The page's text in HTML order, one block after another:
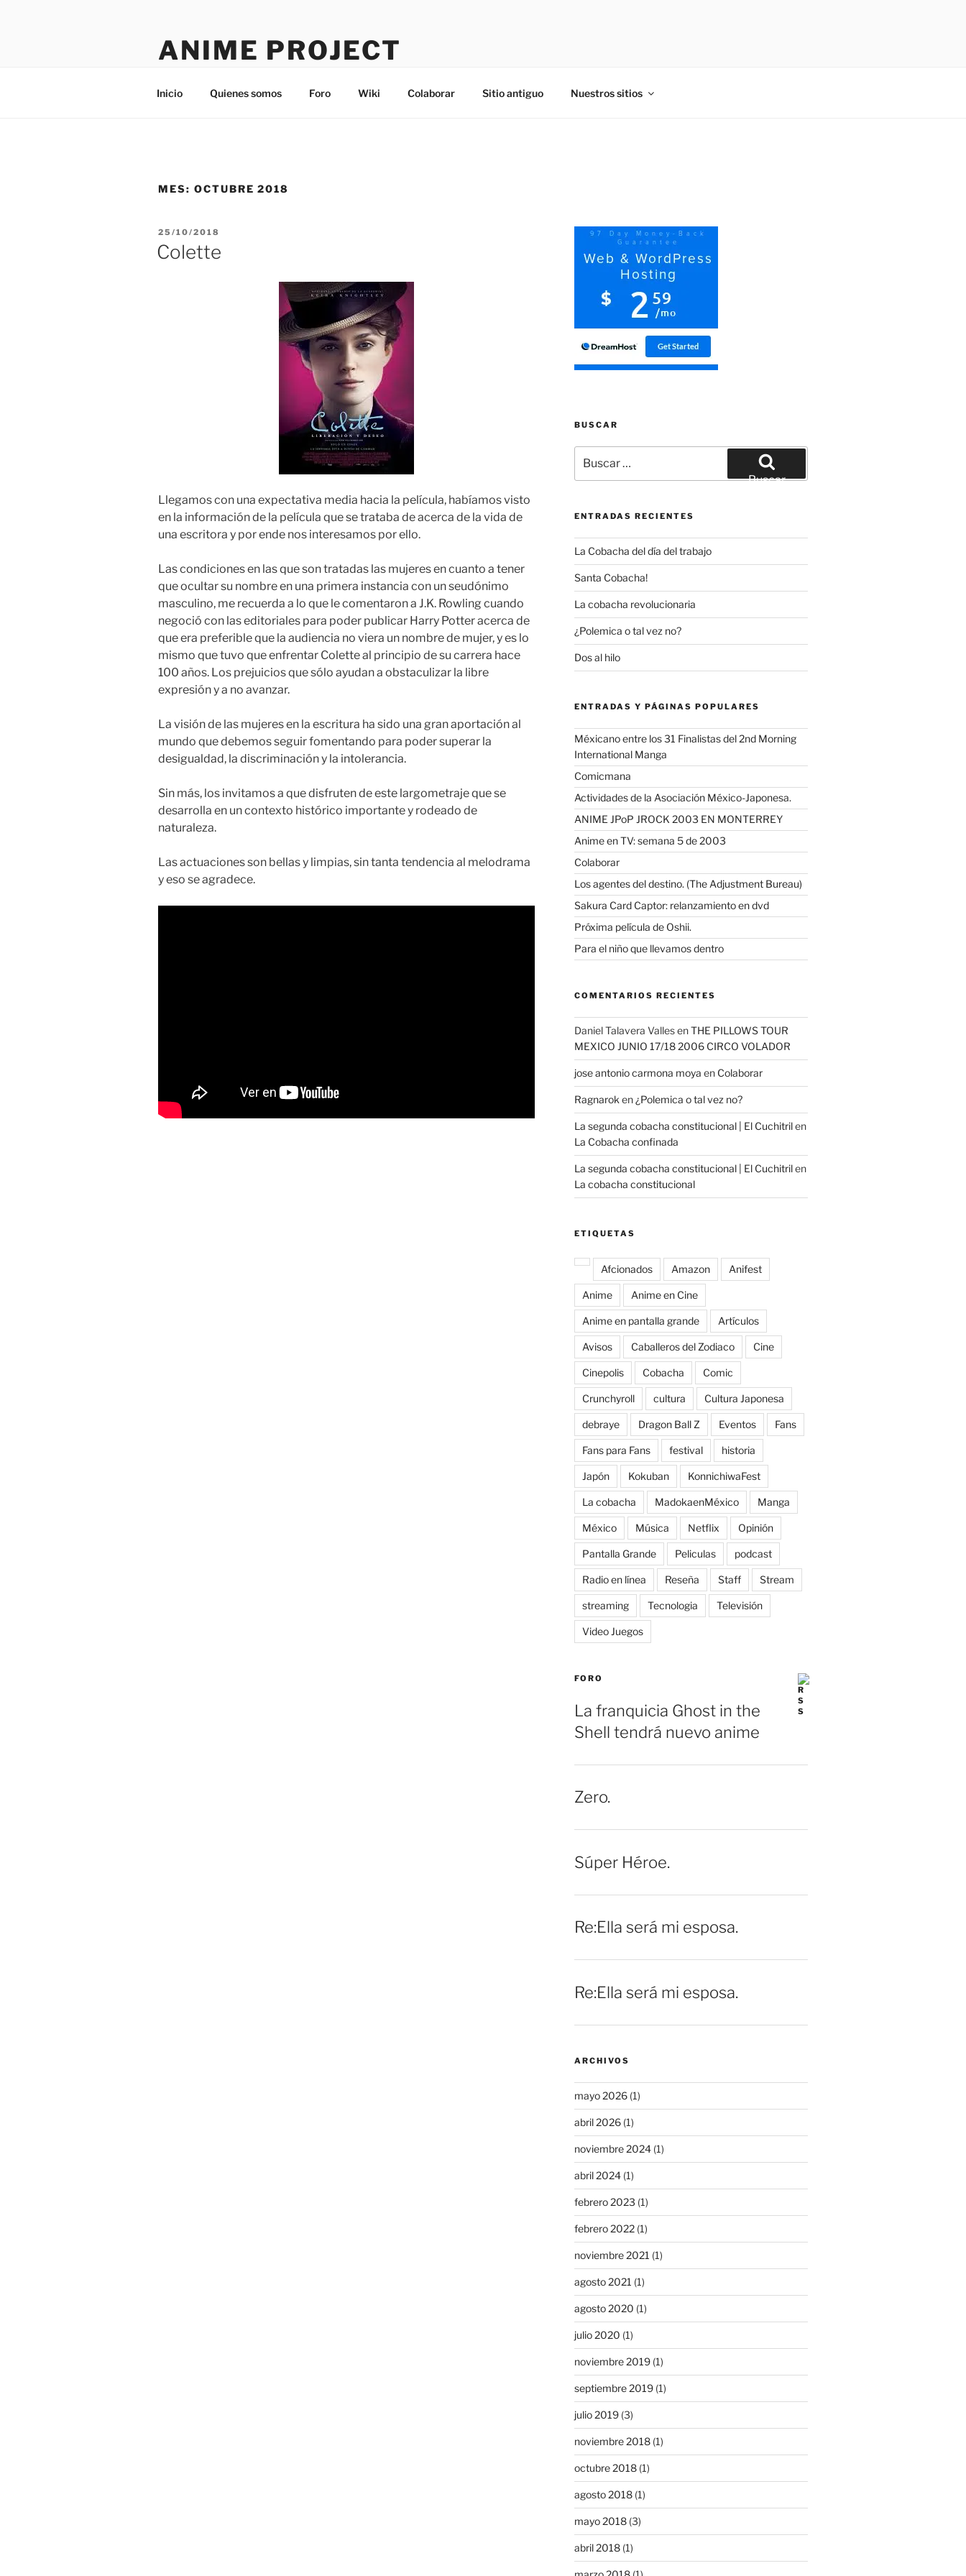
ANIME PROJECT
Inicio Quienes somos Foro Wiki Colaborar Sitio antiguo Nuestros sitios
MES: OCTUBRE 2018
PUBLICADO
EL
25/10/2018
Colette
Llegamos con una expectativa media hacia la película, habíamos visto
en la información de la película que se trataba de acerca de la vida de
una escritora y por ende nos interesamos por ello.
Las condiciones en las que son tratadas las mujeres en cuanto a tener
que ocultar su nombre en una primera instancia con un seudónimo
masculino, me recuerda a lo que le comentaron a J.K. Rowling cuando
negoció con las editoriales para poder publicar Harry Potter acerca de
que era preferible que la audiencia no viera un nombre de mujer, y es lo
mismo que tuvo que enfrentar Colette al principio de su carrera hace
100 años. Los prejuicios que sólo ayudan a obstaculizar la libre
expresión y a no avanzar.
La visión de las mujeres en la escritura ha sido una gran aportación al
mundo que debemos seguir fomentando para poder superar la
desigualdad, la discriminación y la intolerancia.
Sin más, los invitamos a que disfruten de este largometraje que se
desarrolla en un contexto histórico importante y rodeado de
naturaleza.
Las actuaciones son bellas y limpias, sin tanta tendencia al melodrama
y eso se agradece.
BUSCAR
por:
Buscar
ENTRADAS RECIENTES
La Cobacha del día del trabajo
Santa Cobacha!
La cobacha revolucionaria
¿Polemica o tal vez no?
Dos al hilo
ENTRADAS Y PÁGINAS POPULARES
Méxicano entre los 31 Finalistas del 2nd Morning
International Manga
Comicmana
Actividades de la Asociación México-Japonesa.
ANIME JPoP JROCK 2003 EN MONTERREY
Anime en TV: semana 5 de 2003
Colaborar
Los agentes del destino. (The Adjustment Bureau)
Sakura Card Captor: relanzamiento en dvd
Próxima película de Oshii.
Para el niño que llevamos dentro
COMENTARIOS RECIENTES
Daniel Talavera VallesenTHE PILLOWS TOUR
MEXICO JUNIO 17/18 2006 CIRCO VOLADOR
jose antonio carmona moya en Colaborar
Ragnarok en¿Polemica o tal vez no?
La segunda cobacha constitucional | El Cuchitrilen
La Cobacha confinada
La segunda cobacha constitucional | El Cuchitrilen
La cobacha constitucional
ETIQUETAS
Afcionados Amazon Anifest
Anime Anime en Cine
Anime en pantalla grande Artículos
Avisos Caballeros del Zodiaco Cine
Cinepolis Cobacha Comic
Crunchyroll cultura Cultura Japonesa
debraye Dragon Ball Z Eventos Fans
Fans para Fans festival historia
Japón Kokuban KonnichiwaFest
La cobacha MadokaenMéxico Manga
México Música Netflix Opinión
Pantalla Grande Peliculas podcast
Radio en línea Reseña Staff Stream
streaming Tecnologia Televisión
Video Juegos
FORO
La franquicia Ghost in the
Shell tendrá nuevo anime
Zero.
Súper Héroe.
Re:Ella será mi esposa.
Re:Ella será mi esposa.
ARCHIVOS
mayo 2026(1)
abril 2026(1)
noviembre 2024(1)
abril 2024(1)
febrero 2023 (1)
febrero 2022(1)
noviembre 2021 (1)
agosto 2021 (1)
agosto 2020 (1)
julio 2020 (1)
noviembre 2019(1)
septiembre 2019(1)
julio 2019(3)
noviembre 2018(1)
octubre 2018(1)
agosto 2018(1)
mayo 2018(3)
abril 2018(1)